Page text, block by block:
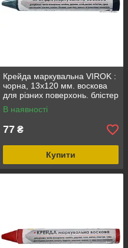
Крейда маркувальна VIROK :
чорна, 13x120 мм. воскова
для різних поверхонь. блістер
2 шт.
В наявності
77 ₴
Купити